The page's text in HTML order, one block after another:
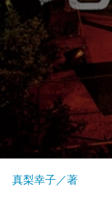
真梨幸子／著